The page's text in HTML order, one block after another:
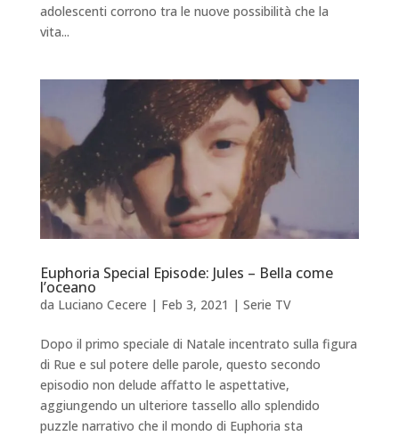
adolescenti corrono tra le nuove possibilità che la
vita...
Euphoria Special Episode: Jules – Bella come
l’oceano
da Luciano Cecere | Feb 3, 2021 | Serie TV
Dopo il primo speciale di Natale incentrato sulla figura
di Rue e sul potere delle parole, questo secondo
episodio non delude affatto le aspettative,
aggiungendo un ulteriore tassello allo splendido
puzzle narrativo che il mondo di Euphoria sta